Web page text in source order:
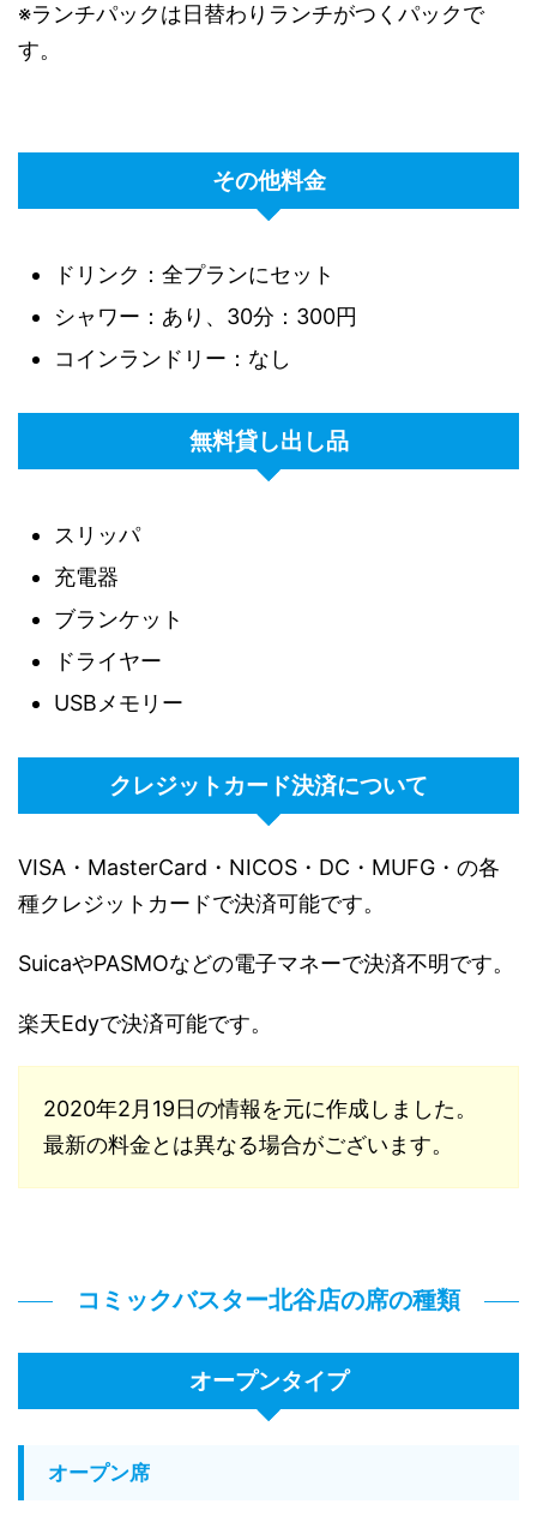
※ランチパックは日替わりランチがつくパックで
す。
その他料金
ドリンク：全プランにセット
シャワー：あり、30分：300円
コインランドリー：なし
無料貸し出し品
スリッパ
充電器
ブランケット
ドライヤー
USBメモリー
クレジットカード決済について
VISA・MasterCard・NICOS・DC・MUFG・の各
種クレジットカードで決済可能です。
SuicaやPASMOなどの電子マネーで決済不明です。
楽天Edyで決済可能です。
2020年2月19日の情報を元に作成しました。
最新の料金とは異なる場合がございます。
コミックバスター北谷店の席の種類
オープンタイプ
オープン席